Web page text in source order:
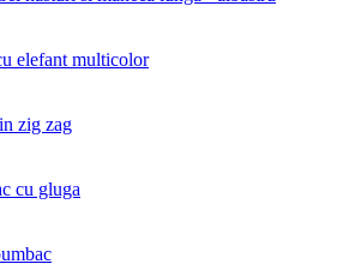
elefant multicolor
zig zag
cu gluga